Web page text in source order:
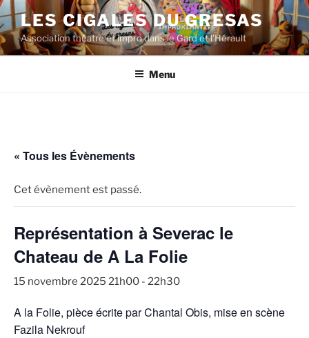
Aller
au
contenu
principal
LES CIGALES DU GRESAS
Association théatre et impro dans le Gard et l'Hérault
Menu
« Tous les Évènements
Cet évènement est passé.
Représentation à Severac le
Chateau de A La Folie
15 novembre 2025 21h00 - 22h30
A la Folie, pièce écrite par Chantal Obis, mise en scène
Fazila Nekrouf